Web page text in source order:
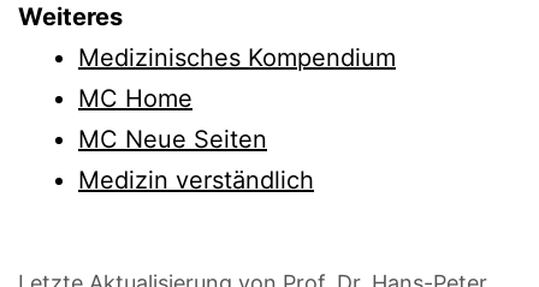
Weiteres
Medizinisches Kompendium
MC Home
MC Neue Seiten
Medizin verständlich